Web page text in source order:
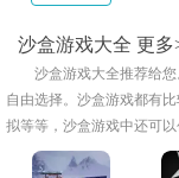
沙盒游戏大全 更多
沙盒游戏大全推荐给
自由选择。沙盒游戏都有
拟等等，沙盒游戏中还可
闲，而且也需要很强的扩